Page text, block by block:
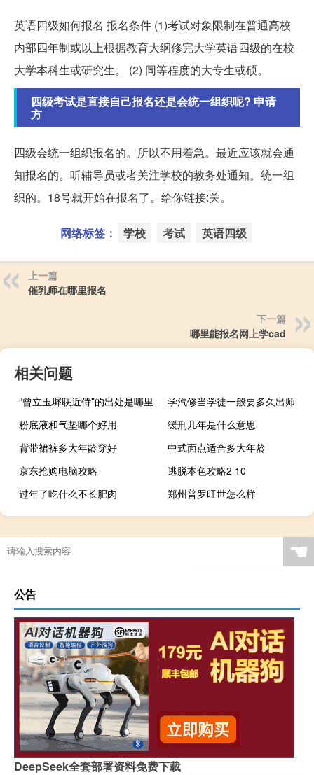
英语四级如何报名 报名条件 (1)考试对象限制在普通高校
内部四年制或以上根据教育大纲修完大学英语四级的在校
大学本科生或研究生。 (2) 同等程度的大专生或硕。
四级考试是直接自己报名还是会统一组织呢? 申请
方
四级会统一组织报名的。所以不用着急。最近应该就会通
知报名的。听辅导员或者关注学校的教务处通知。统一组
织的。18号就开始在报名了。给你链接:关。
网络标签： 学校 考试 英语四级
上一篇
催乳师在哪里报名
下一篇
哪里能报名网上学cad
相关问题
“曾立玉墀联近侍”的出处是哪里
学汽修当学徒一般要多久出师
粉底液和气垫哪个好用
缓刑几年是什么意思
背带裙裤多大年龄穿好
中式面点适合多大年龄
京东抢购电脑攻略
逃脱本色攻略2 10
过年了吃什么不长肥肉
郑州普罗旺世怎么样
☚
公告
DeepSeek全套部署资料免费下载